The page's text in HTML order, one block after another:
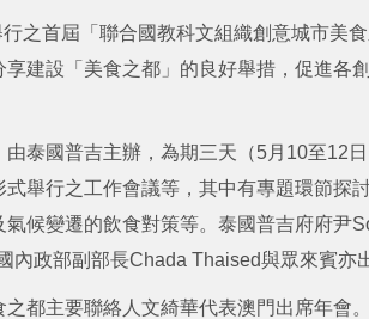
之首屆「聯合國教科文組織創意城市美食
建設「美食之都」的良好舉措，促進各
泰國普吉主辦，為期三天（5月10至12
舉行之工作會議等，其中有專題環節探
候變遷的飲食對策等。泰國普吉府府尹
政部副部長Chada Thaised與眾來賓亦
都主要聯絡人文綺華代表澳門出席年會